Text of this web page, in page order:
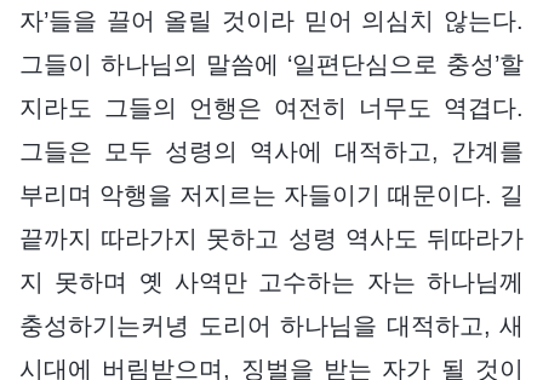
자’들을 끌어 올릴 것이라 믿어 의심치 않는다.
그들이 하나님의 말씀에 ‘일편단심으로 충성’할
지라도 그들의 언행은 여전히 너무도 역겹다.
그들은 모두 성령의 역사에 대적하고, 간계를
부리며 악행을 저지르는 자들이기 때문이다. 길
끝까지 따라가지 못하고 성령 역사도 뒤따라가
지 못하며 옛 사역만 고수하는 자는 하나님께
충성하기는커녕 도리어 하나님을 대적하고, 새
시대에 버림받으며, 징벌을 받는 자가 될 것이